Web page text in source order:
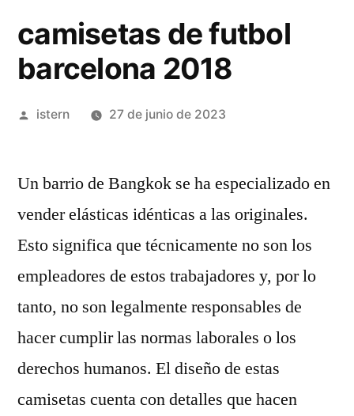
camisetas de futbol
barcelona 2018
Publicado
istern 27 de junio de 2023
Un barrio de Bangkok se ha especializado en
vender elásticas idénticas a las originales.
Esto significa que técnicamente no son los
empleadores de estos trabajadores y, por lo
tanto, no son legalmente responsables de
hacer cumplir las normas laborales o los
derechos humanos. El diseño de estas
camisetas cuenta con detalles que hacen